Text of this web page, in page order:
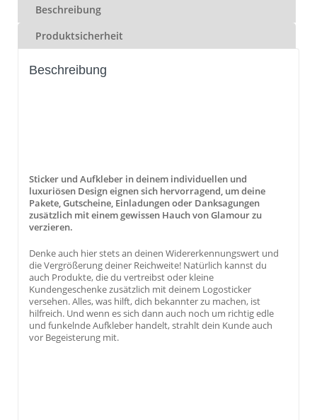
Beschreibung
Produktsicherheit
Beschreibung
Sticker und Aufkleber in deinem individuellen und
luxuriösen Design eignen sich hervorragend, um deine
Pakete, Gutscheine, Einladungen oder Danksagungen
zusätzlich mit einem gewissen Hauch von Glamour zu
verzieren.
Denke auch hier stets an deinen Widererkennungswert und
die Vergrößerung deiner Reichweite! Natürlich kannst du
auch Produkte, die du vertreibst oder kleine
Kundengeschenke zusätzlich mit deinem Logosticker
versehen. Alles, was hilft, dich bekannter zu machen, ist
hilfreich. Und wenn es sich dann auch noch um richtig edle
und funkelnde Aufkleber handelt, strahlt dein Kunde auch
vor Begeisterung mit.